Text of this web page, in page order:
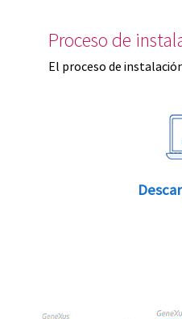
Proceso de
El proceso de